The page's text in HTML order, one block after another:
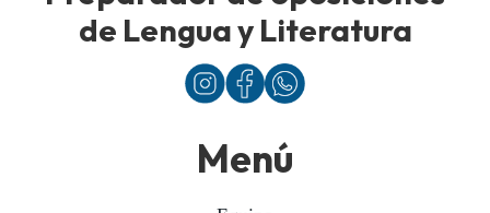
de Lengua y Literatura
Menú